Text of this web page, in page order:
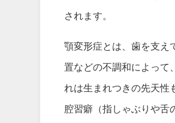
されます。
顎変形症とは、歯を支え
置などの不調和によって
れは生まれつきの先天性
腔習癖（指しゃぶりや舌